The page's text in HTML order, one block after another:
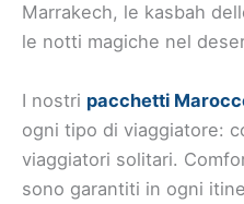
Marrakech, le kasbah
le notti magiche nel
I nostri pacchetti
ogni tipo di viaggiatore:
viaggiatori solitari.
sono garantiti in ogni